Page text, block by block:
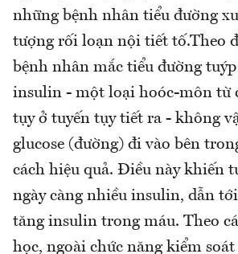
những bệnh nhân tiểu đường
tượng rối loạn nội tiết tố.Theo
bệnh nhân mắc tiểu đường
insulin - một loại hoóc-môn từ
tụy ở tuyến tụy tiết ra - không
glucose (đường) đi vào bên
cách hiệu quả. Điều này khiến
ngày càng nhiều insulin, dẫn
tăng insulin trong máu. Theo
học, ngoài chức năng kiểm